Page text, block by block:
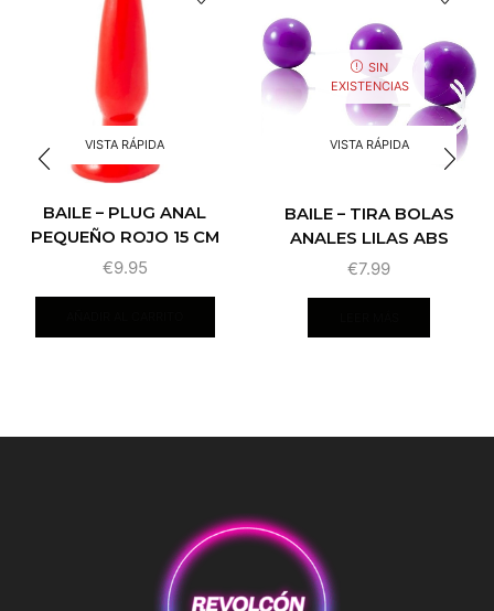
VISTA RÁPIDA
BAILE – PLUG ANAL
PEQUEÑO ROJO 15 CM
€9.95
SIN
EXISTENCIAS
VISTA RÁPIDA
BAILE – TIRA BOLAS
ANALES LILAS ABS
€7.99